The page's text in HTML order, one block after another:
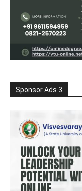
Sponsor Ads 3